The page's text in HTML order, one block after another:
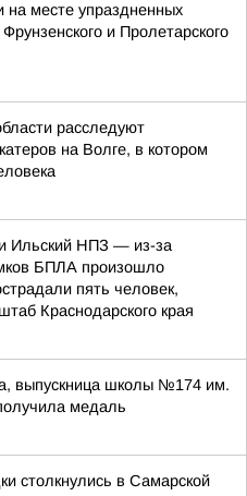
месте упраздненных
и Пролетарского
расследуют
на Волге, в котором
Ильский НПЗ — из-за
БПЛА произошло
пять человек,
Краснодарского края
выпускница школы №174 им.
медаль
столкнулись в Самарской